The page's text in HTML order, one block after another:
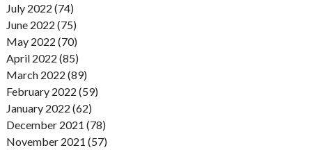
July 2022 (74)
June 2022 (75)
May 2022 (70)
April 2022 (85)
March 2022 (89)
February 2022 (59)
January 2022 (62)
December 2021 (78)
November 2021 (57)